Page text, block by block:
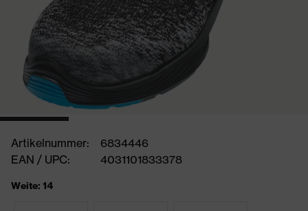
Artikelnummer:
6834446
EAN / UPC:
4031101833378
Weite: 14